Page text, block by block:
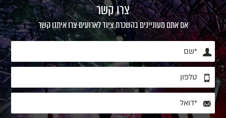
צרו קשר
אם אתם מעוניינים בהשכרת ציוד לארועים צרו איתנו קשר